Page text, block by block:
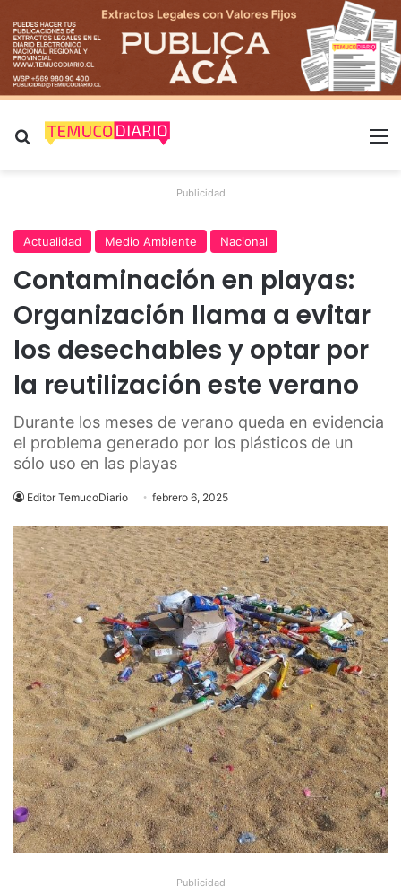
Buscar por
Publicidad
Actualidad Medio Ambiente Nacional
Contaminación en playas:
Organización llama a evitar
los desechables y optar por
la reutilización este verano
Durante los meses de verano queda en evidencia
el problema generado por los plásticos de un
sólo uso en las playas
Editor TemucoDiario febrero 6, 2025
Publicidad